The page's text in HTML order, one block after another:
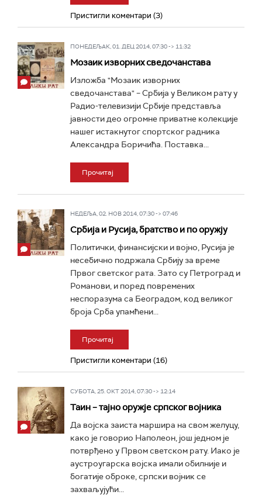
Пристигли коментари (3)
ПОНЕДЕЉАК, 01. ДЕЦ 2014, 07:30 -> 11:32
Мозаик изворних сведочанстава
Изложба "Мозаик изворних
сведочанстава" – Србија у Великом рату у
Радио-телевизији Србије представља
јавности део огромне приватне колекције
нашег истакнутог спортског радника
Александра Боричића. Поставка...
Прочитај
НЕДЕЉА, 02. НОВ 2014, 07:30 -> 07:46
Србија и Русија, братство и по оружју
Политички, финансијски и војно, Русија је
несебично подржала Србију за време
Првог светског рата. Зато су Петроград и
Романови, и поред повремених
неспоразума са Београдом, код великог
броја Срба упамћени...
Прочитај
Пристигли коментари (16)
СУБОТА, 25. ОКТ 2014, 07:30 -> 12:14
Таин – тајно оружје српског војника
Да војска заиста маршира на свом желуцу,
како је говорио Наполеон, још једном је
потврђено у Првом светском рату. Иако је
аустроугарска војска имали обилније и
богатије оброке, српски војник се
захваљујући...